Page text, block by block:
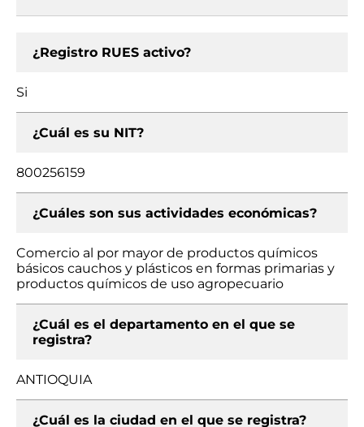
¿Registro RUES activo?
Si
¿Cuál es su NIT?
800256159
¿Cuáles son sus actividades económicas?
Comercio al por mayor de productos químicos
básicos cauchos y plásticos en formas primarias y
productos químicos de uso agropecuario
¿Cuál es el departamento en el que se
registra?
ANTIOQUIA
¿Cuál es la ciudad en el que se registra?